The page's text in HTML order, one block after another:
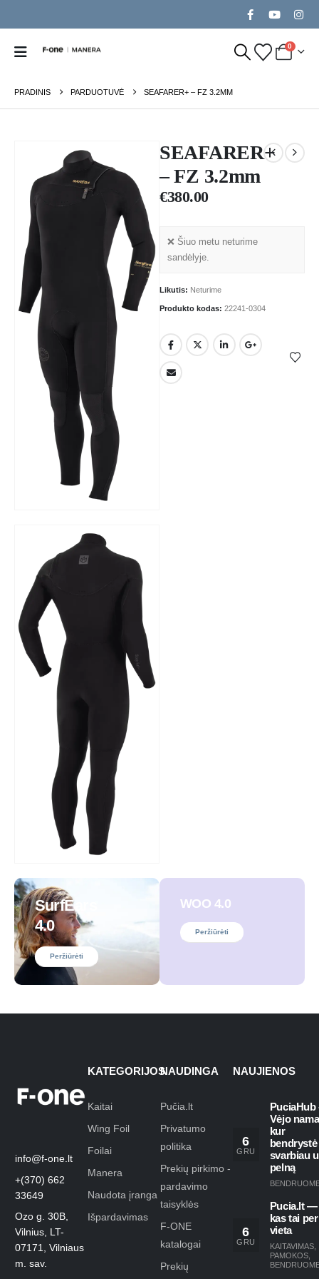
0
PRADINIS PARDUOTUVĖ SEAFARER+ – FZ 3.2MM
SEAFARER+
– FZ 3.2mm
€380.00
❌ Šiuo metu neturime
sandėlyje.
Likutis: Neturime
Produkto kodas: 22241-0304
SurfEars
4.0
Peržiūrėti
WOO 4.0
Peržiūrėti
info@f-one.lt
+(370) 662
33649
Ozo g. 30B,
Vilnius, LT-
07171, Vilniaus
m. sav.
KATEGORIJOS
Kaitai
Wing Foil
Foilai
Manera
Naudota įranga
Išpardavimas
NAUDINGA
Pučia.lt
Privatumo
politika
Prekių pirkimo -
pardavimo
taisyklės
F-ONE
katalogai
Prekių
NAUJIENOS
6
GRU
PuciaHub
Vėjo
kur
bendrystė
svarbiau
pelną
6
GRU
Pucia.lt —
kas tai per
vieta
KAITAVIMAS
PAMOKOS